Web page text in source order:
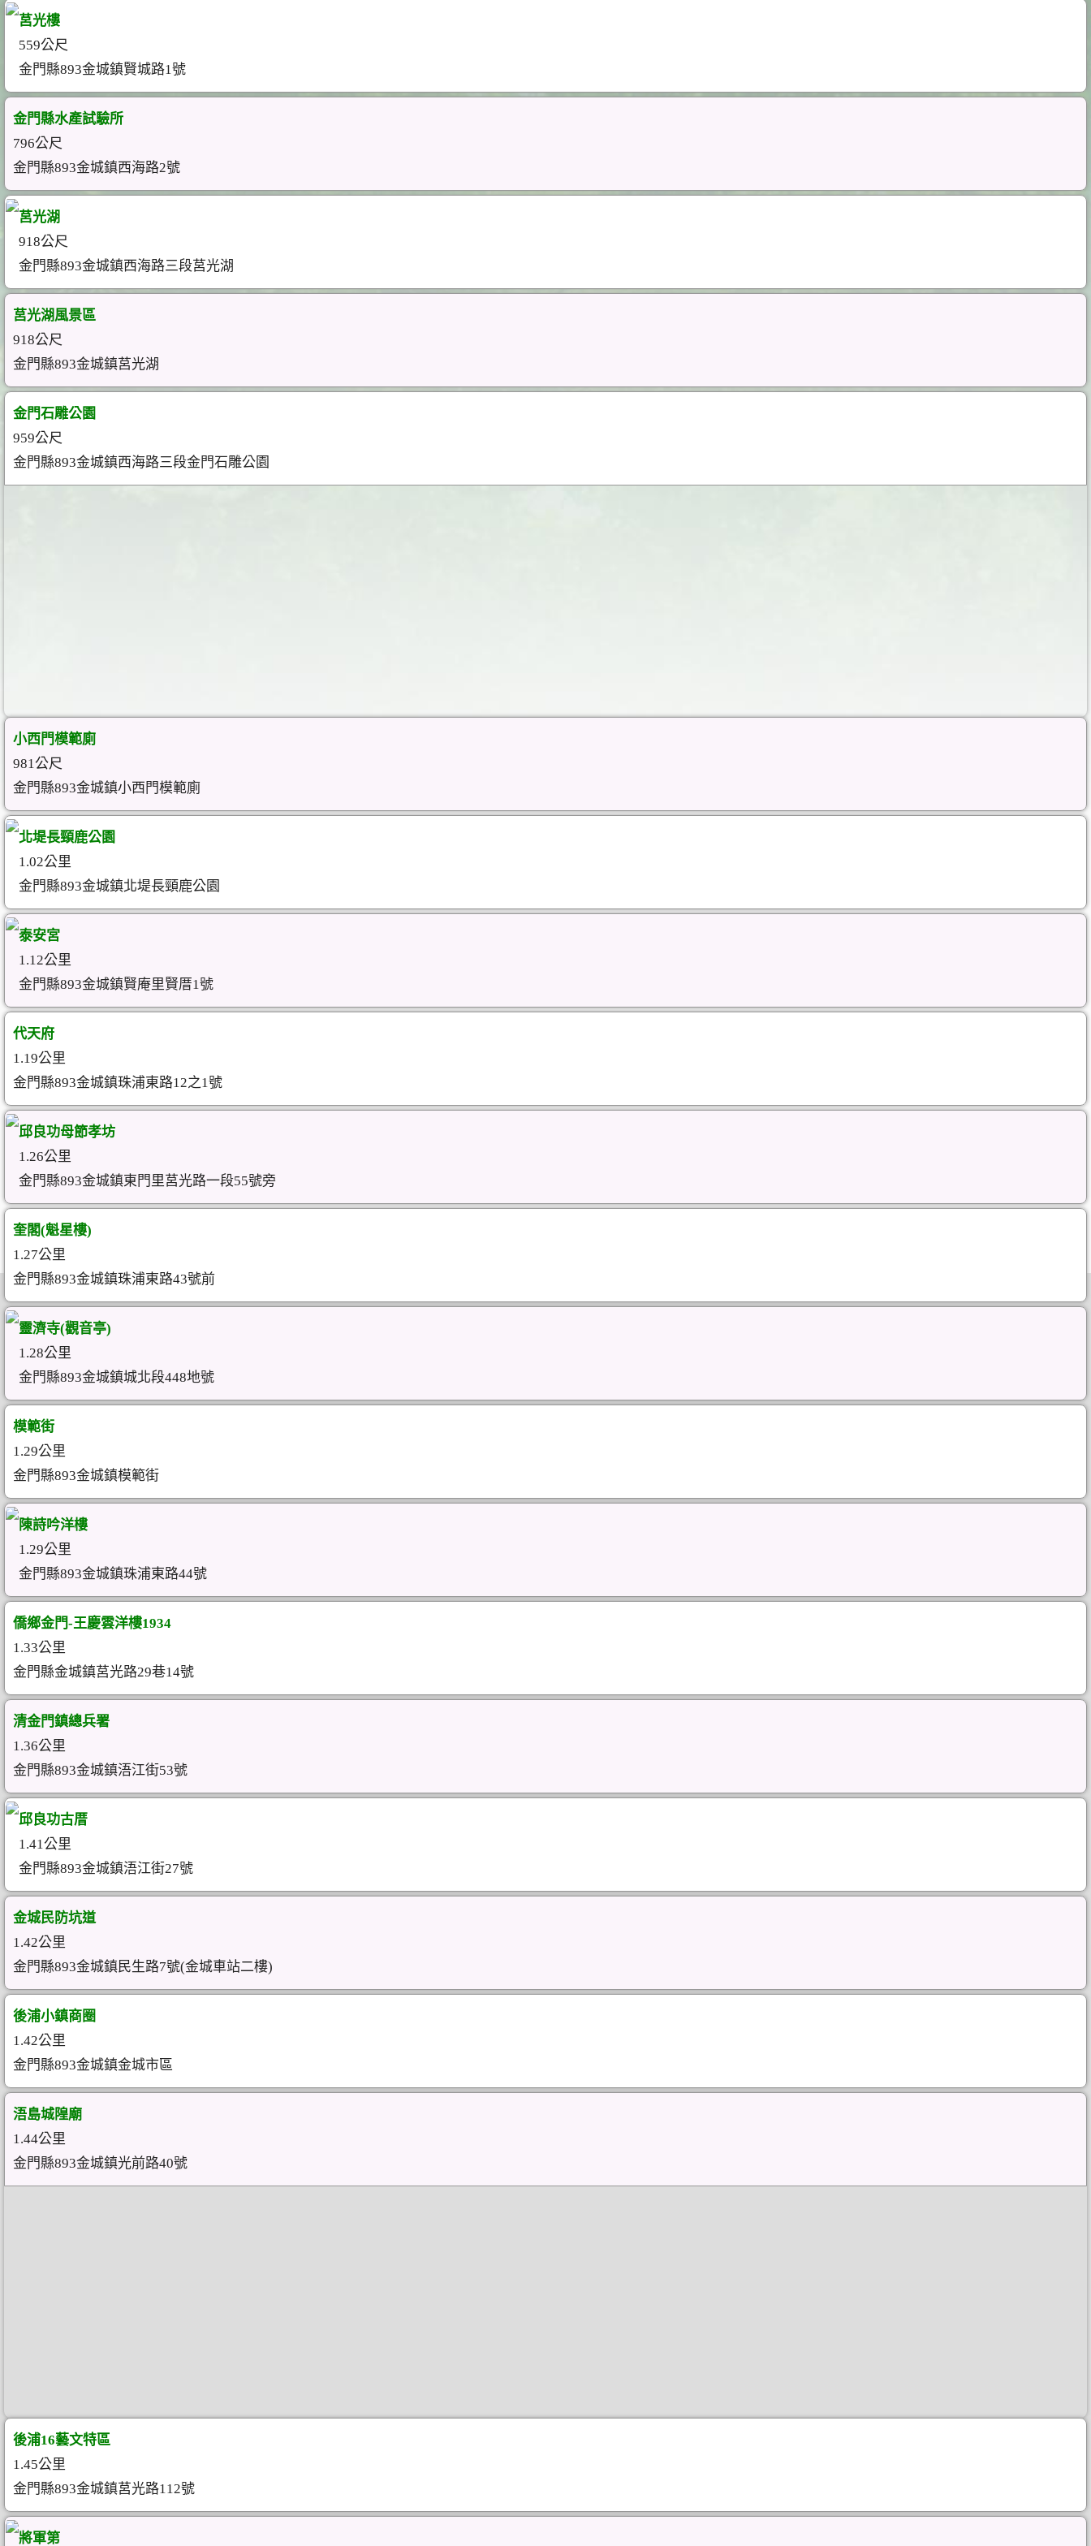
莒光樓
559公尺
金門縣893金城鎮賢城路1號
金門縣水產試驗所
796公尺
金門縣893金城鎮西海路2號
莒光湖
918公尺
金門縣893金城鎮西海路三段莒光湖
莒光湖風景區
918公尺
金門縣893金城鎮莒光湖
金門石雕公園
959公尺
金門縣893金城鎮西海路三段金門石雕公園
小西門模範廁
981公尺
金門縣893金城鎮小西門模範廁
北堤長頸鹿公園
1.02公里
金門縣893金城鎮北堤長頸鹿公園
泰安宮
1.12公里
金門縣893金城鎮賢庵里賢厝1號
代天府
1.19公里
金門縣893金城鎮珠浦東路12之1號
邱良功母節孝坊
1.26公里
金門縣893金城鎮東門里莒光路一段55號旁
奎閣(魁星樓)
1.27公里
金門縣893金城鎮珠浦東路43號前
靈濟寺(觀音亭)
1.28公里
金門縣893金城鎮城北段448地號
模範街
1.29公里
金門縣893金城鎮模範街
陳詩吟洋樓
1.29公里
金門縣893金城鎮珠浦東路44號
僑鄉金門-王慶雲洋樓1934
1.33公里
金門縣金城鎮莒光路29巷14號
清金門鎮總兵署
1.36公里
金門縣893金城鎮浯江街53號
邱良功古厝
1.41公里
金門縣893金城鎮浯江街27號
金城民防坑道
1.42公里
金門縣893金城鎮民生路7號(金城車站二樓)
後浦小鎮商圈
1.42公里
金門縣893金城鎮金城市區
浯島城隍廟
1.44公里
金門縣893金城鎮光前路40號
後浦16藝文特區
1.45公里
金門縣893金城鎮莒光路112號
將軍第